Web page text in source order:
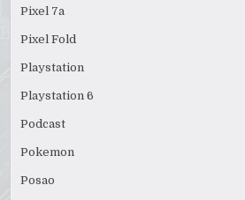
Pixel 7a
Pixel Fold
Playstation
Playstation 6
Podcast
Pokemon
Posao